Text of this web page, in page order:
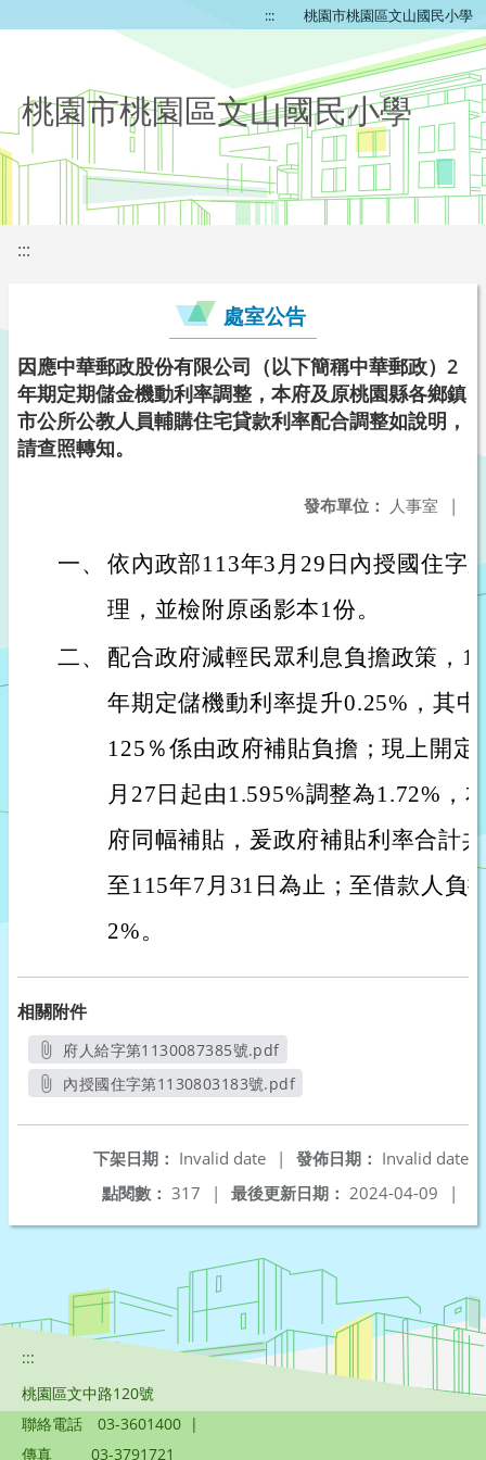
::: 桃園市桃園區文山國民小學
桃園市桃園區文山國民小學
:::
處室公告
因應中華郵政股份有限公司（以下簡稱中華郵政）2
年期定期儲金機動利率調整，本府及原桃園縣各鄉鎮
市公所公教人員輔購住宅貸款利率配合調整如說明，
請查照轉知。
發布單位： 人事室 |
一、 依內政部113年3月29日內授國住字
理，並檢附原函影本1份。
二、
配合政府減輕民眾利息負擔政策，
年期定儲機動利率提升0.25%，其
125％係由政府補貼負擔；現上開
月27日起由1.595%調整為1.72%，
府同幅補貼，爰政府補貼利率合計
至115年7月31日為止；至借款人負
2%。
相關附件
府人給字第1130087385號.pdf
另開新視窗
內授國住字第1130803183號.pdf
發佈日期： Invalid date
下架日期： Invalid date
|
最後更新日期： 2024-04-09 |
點閱數： 317 |
:::
桃園區文中路120號
聯絡電話
03-3601400 |
傳真
03-3791721